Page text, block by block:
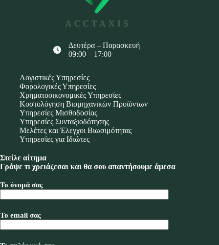
Δευτέρα – Παρασκευή
09:00 – 17:00
Λογιστικές Υπηρεσίες
Φορολογικές Υπηρεσίες
Χρηματοοικονομικές Υπηρεσίες
Κοστολόγηση Βιομηχανικών Προϊόντων
Υπηρεσίες Μισθοδοσίας
Υπηρεσίες Συνταξιοδότησης
Μελέτες και Έλεγχοι Βιωσιμότητας
Υπηρεσίες για Ιδιώτες
Στείλε αίτημα
Γράψε τι χρειάζεσαι και θα σου απαντήσουμε άμεσα
Το όνομά σας
Το email σας